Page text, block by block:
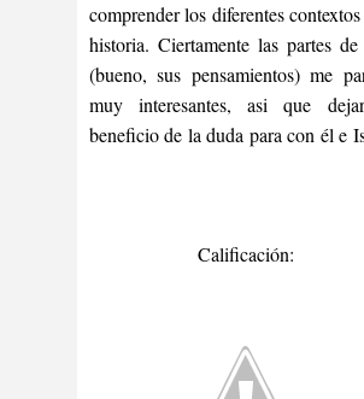
comprender los diferentes
historia. Ciertamente las partes
(bueno, sus pensamientos) me
muy interesantes, asi que
beneficio de la duda para con él e
Calificación: